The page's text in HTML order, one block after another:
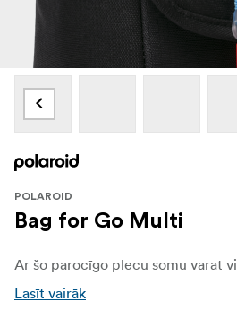
POLAROID
Bag for Go Multi
Lasīt vairāk